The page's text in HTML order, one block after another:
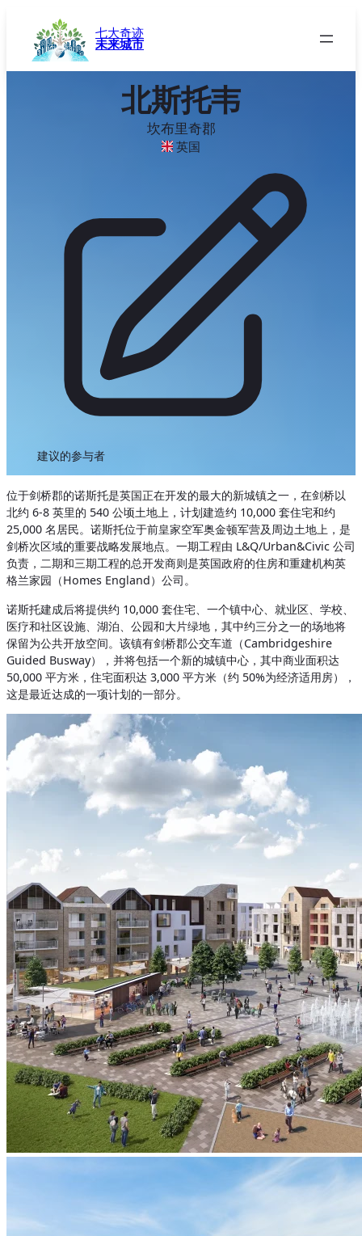
七大奇迹
未来城市
北斯托韦
坎布里奇郡
英国
建议的参与者
位于剑桥郡的诺斯托是英国正在开发的最大的新城镇之一，在剑桥以
北约 6-8 英里的 540 公顷土地上，计划建造约 10,000 套住宅和约
25,000 名居民。诺斯托位于前皇家空军奥金顿军营及周边土地上，是
剑桥次区域的重要战略发展地点。一期工程由 L&Q/Urban&Civic 公司
负责，二期和三期工程的总开发商则是英国政府的住房和重建机构英
格兰家园（Homes England）公司。
诺斯托建成后将提供约 10,000 套住宅、一个镇中心、就业区、学校、
医疗和社区设施、湖泊、公园和大片绿地，其中约三分之一的场地将
保留为公共开放空间。该镇有剑桥郡公交车道（Cambridgeshire
Guided Busway），并将包括一个新的城镇中心，其中商业面积达
50,000 平方米，住宅面积达 3,000 平方米（约 50%为经济适用房），
这是最近达成的一项计划的一部分。